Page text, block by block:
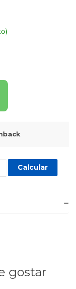
Calcular
gostar